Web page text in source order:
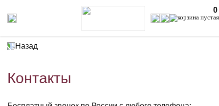
0
Назад
Контакты